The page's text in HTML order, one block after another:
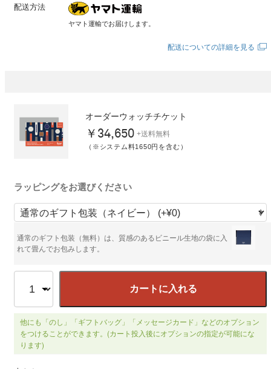
配送方法
ヤマト運輸でお届けします。
配送についての詳細を見る
オーダーウォッチチケット
￥34,650 +送料無料
（※システム料1650円を含む）
ラッピングをお選びください
通常のギフト包装（無料）は、質感のあるビニール生地の袋に入
れて畳んでお包みします。
カートに入れる
他にも「のし」「ギフトバッグ」「メッセージカード」などのオプション
をつけることができます。(カート投入後にオプションの指定が可能にな
ります)